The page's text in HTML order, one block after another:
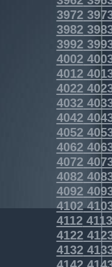
3972
3982
3992
4002
4012
4022
4032
4042
4052
4062
4072
4082
4092
4102
41124113
4122
4132